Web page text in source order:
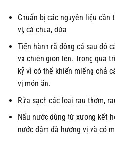
Chuẩn bị các nguyên liệu cần
vị, cà chua, dứa
Tiến hành rã đông cá sau đó
và chiên giòn lên. Trong quá
kỹ vì có thể khiến miếng chả
vị món ăn.
Rửa sạch các loại rau thơm,
Nấu nước dùng từ xương kết
nước đậm đà hương vị và có